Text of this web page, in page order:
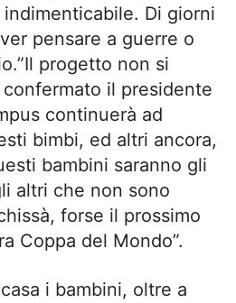
Di giorni
pensare a guerre o
progetto non si
il presidente
continuerà ad
bimbi, ed altri ancora,
bambini saranno gli
altri che non sono
forse il prossimo
Coppa del Mondo”.
i bambini, oltre a